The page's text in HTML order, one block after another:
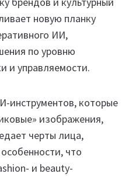
новую планку
ИИ,
по уровню
и управляемости.
инструментов, которые
изображения,
черты лица,
что
и beauty-